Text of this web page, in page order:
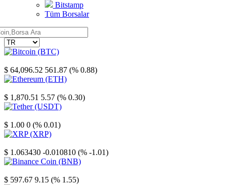
Bitstamp
Tüm Borsalar
$ 64,096.52 561.87 (% 0.88)
$ 1,870.51 5.57 (% 0.30)
$ 1.00 0 (% 0.01)
$ 1.063430 -0.010810 (% -1.01)
$ 597.67 9.15 (% 1.55)